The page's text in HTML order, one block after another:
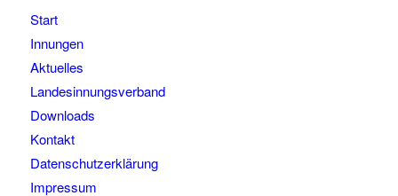
Start
Innungen
Aktuelles
Landesinnungsverband
Downloads
Kontakt
Datenschutzerklärung
Impressum